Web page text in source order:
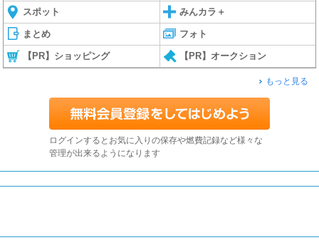
スポット みんカラ＋
まとめ フォト
【PR】ショッピング 【PR】オークション
もっと見る
ログインするとお気に入りの保存や燃費記録など様々な
管理が出来るようになります